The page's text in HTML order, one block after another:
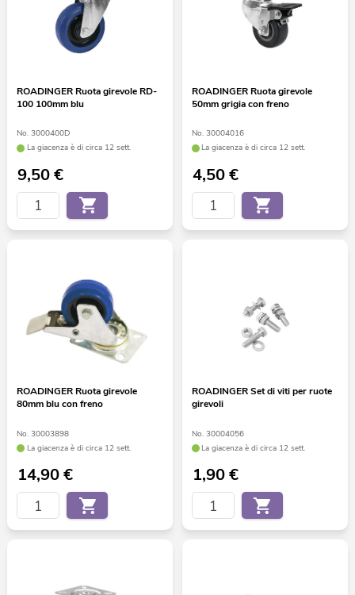
ROADINGER Ruota girevole RD-
100 100mm blu
No. 3000400D
La giacenza è di circa 12 sett.
9,50€
ROADINGER Ruota girevole
50mm grigia con freno
No. 30004016
La giacenza è di circa 12 sett.
4,50€
ROADINGER Ruota girevole
80mm blu con freno
No. 30003898
La giacenza è di circa 12 sett.
14,90€
ROADINGER Set di viti per ruote
girevoli
No. 30004056
La giacenza è di circa 12 sett.
1,90€